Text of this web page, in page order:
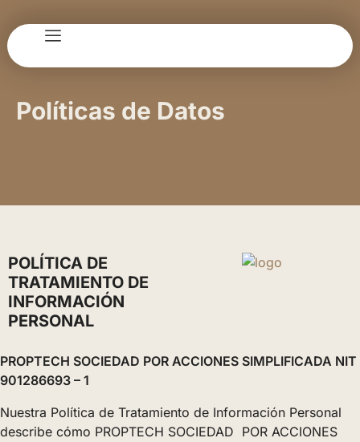
Políticas de Datos
POLÍTICA DE
TRATAMIENTO DE
INFORMACIÓN
PERSONAL
PROPTECH SOCIEDAD POR ACCIONES SIMPLIFICADA NIT
901286693 – 1
Nuestra Política de Tratamiento de Información Personal
describe cómo PROPTECH SOCIEDAD POR ACCIONES